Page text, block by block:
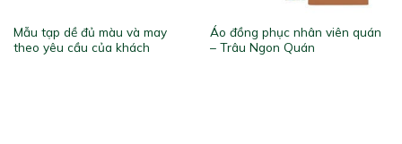
Mẫu tạp dề đủ màu và may
theo yêu cầu của khách
Áo đồng phục nhân viên quán
– Trâu Ngon Quán